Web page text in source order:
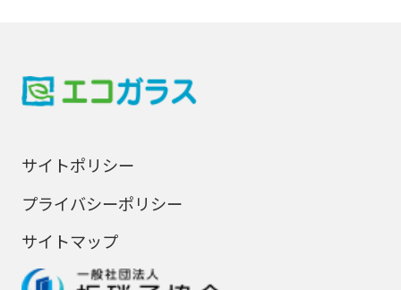
サイトポリシー
プライバシーポリシー
サイトマップ